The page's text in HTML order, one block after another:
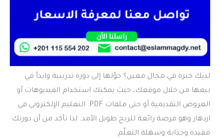
لديك خبرة في مجال معين؟ حوّلها إلى دورة تدريبية وابدأ في
بيعها من خلال موقعك، حيث يمكنك استخدام الفيديوهات أو
العروض التقديمية أو حتى ملفات PDF. التعليم الإلكتروني في
ازدهار وهو فرصة رائعة للربح طويل الأمد. لذا تأكد من أن دورتك
مفيدة وجذابة وسهلة التعلّم.